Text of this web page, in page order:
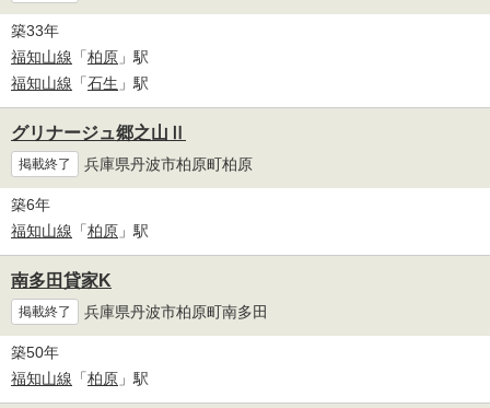
築33年
福知山線 「柏原 」駅
福知山線 「石生 」駅
グリナージュ郷之山Ⅱ
掲載終了 兵庫県丹波市柏原町柏原
築6年
福知山線 「柏原 」駅
南多田貸家K
掲載終了 兵庫県丹波市柏原町南多田
築50年
福知山線 「柏原 」駅